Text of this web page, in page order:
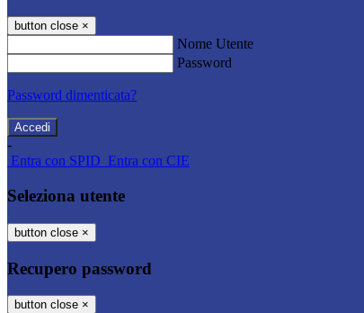
button close ×
Nome Utente
Password
Password dimenticata?
-
Entra con SPID Entra con CIE
Seleziona utente
button close ×
Recupero password
button close ×